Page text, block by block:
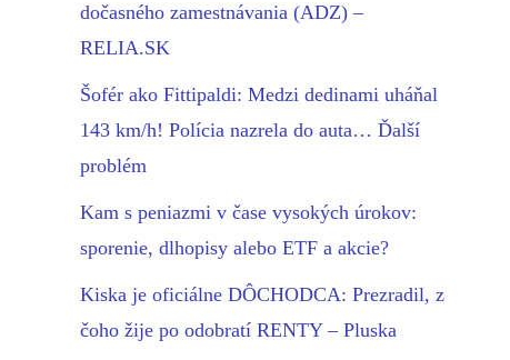
dočasného zamestnávania (ADZ) –
RELIA.SK
Šofér ako Fittipaldi: Medzi dedinami uháňal
143 km/h! Polícia nazrela do auta… Ďalší
problém
Kam s peniazmi v čase vysokých úrokov:
sporenie, dlhopisy alebo ETF a akcie?
Kiska je oficiálne DÔCHODCA: Prezradil, z
čoho žije po odobratí RENTY – Pluska